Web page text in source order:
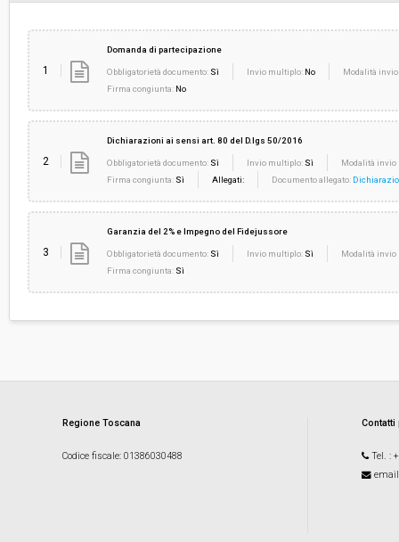
1
Domanda di partecipazione
Obbligatorietà documento: Sì Invio multiplo: No
Modalità
Firma congiunta: No
2
Dichiarazioni ai sensi art. 80 del D.lgs 50/2016
Obbligatorietà documento: Sì Invio multiplo: Sì
Modalità invio
Firma congiunta: Sì Allegati: Documento allegato:
3
Garanzia del 2% e Impegno del Fidejussore
Obbligatorietà documento: Sì Invio multiplo: Sì
Modalità invio
Firma congiunta: Sì
Regione Toscana
Codice fiscale: 01386030488 Tel. :
email